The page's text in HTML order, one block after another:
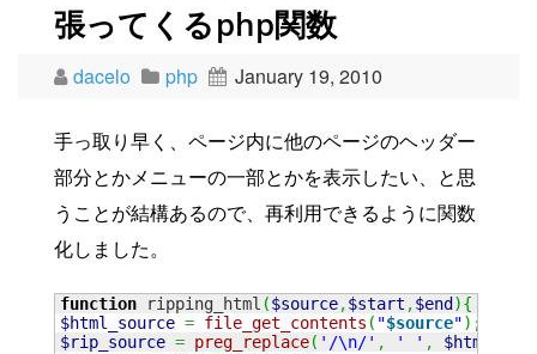
張ってくるphp関数
dacelo php January 19, 2010
手っ取り早く、ページ内に他のページのヘッダー
部分とかメニューの一部とかを表示したい、と思
うことが結構あるので、再利用できるように関数
化しました。
function ripping_html ($source,$start ,$end ){
$html_source = file_get_contents ( "$source") ;
$rip_source = preg_replace( '/\n/' , ' ' ,